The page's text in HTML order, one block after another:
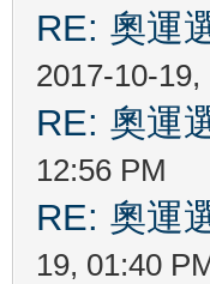
RE: 奧運
2017-10-19,
RE: 奧運
12:56 PM
RE: 奧運
19, 01:40